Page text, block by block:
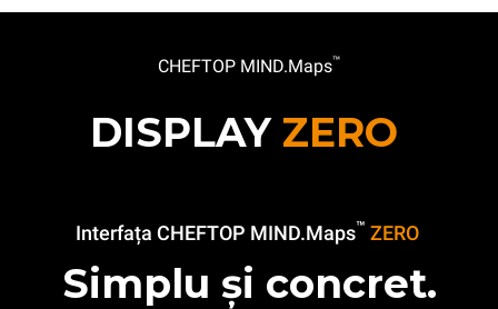
CHEFTOP MIND.Maps™
DISPLAY ZERO
Interfața CHEFTOP MIND.Maps™ ZERO
Simplu și concret.